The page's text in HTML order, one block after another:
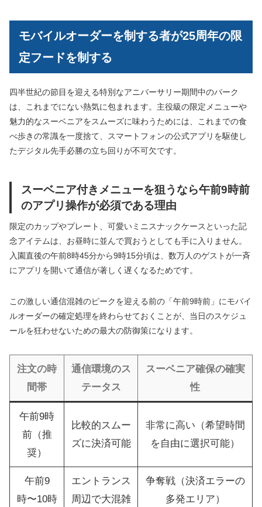
モバイルオーダーを制する者が25周年の限
定フードを制する
四半世紀の節目を迎える特別なアニバーサリー期間中のパーク
は、これまでにない熱気に包まれます。主役級の限定メニューや
魅力的なスーベニアをスムーズに味わうためには、これまでの食
べ歩きの常識を一度捨て、スマートフォンの公式アプリを駆使し
たデジタル先手必勝の立ち回りが不可欠です。
スーベニア付きメニューを狙うなら午前9時前
のアプリ操作が必須である理由
限定のカップやプレート、可愛いミニスナックケースといった記
念アイテムは、お昼時に並んで買おうとしても手に入りません。
入園直後の午前8時45分から9時15分頃は、数万人のゲストが一斉
にアプリを開いて通信が著しく遅くなるためです。
この激しい通信混雑のピークを迎える前の「午前9時前」にモバイ
ルオーダーの確定処理を終わらせておくことが、当日のスケジュ
ールを狂わせないための最大の防御策になります。
注文の時
間帯
通信環境のス
テータス
スーベニア確保の確実
性
午前9時
前（推
奨）
比較的スムー
ズに決済可能
非常に高い（希望時間
を自由に選択可能）
午前9
時〜10時
エントランス
周辺で大混雑
争奪戦（決済エラーの
多発エリア）